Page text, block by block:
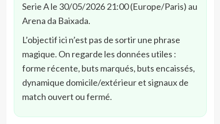
Serie A le 30/05/2026 21:00 (Europe/Paris) au
Arena da Baixada.
L’objectif ici n’est pas de sortir une phrase
magique. On regarde les données utiles :
forme récente, buts marqués, buts encaissés,
dynamique domicile/extérieur et signaux de
match ouvert ou fermé.